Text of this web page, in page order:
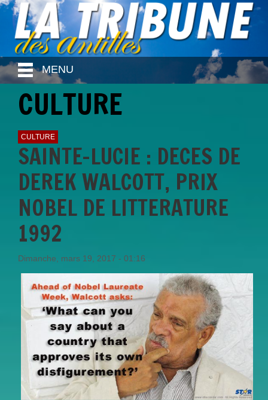
MENU
CULTURE
CULTURE
SAINTE-LUCIE : DECES DE
DEREK WALCOTT, PRIX
NOBEL DE LITTERATURE
1992
Dimanche, mars 19, 2017 - 01:16